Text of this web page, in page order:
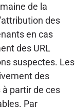
de la
des
en cas
des URL
suspectes. Les
des
partir de ces
Par